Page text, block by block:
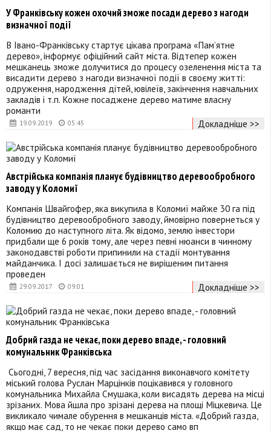
19.09.2019 05:45
У Франківську кожен охочий зможе посади дерево з нагоди
визначної події
В Івано-Франківську стартує цікава програма «Пам’ятне
дерево», інформує офіційний сайт міста. Відтепер кожен
мешканець зможе долучитися до процесу озеленення міста та
висадити дерево з нагоди визначної події в своєму житті:
одруження, народження дітей, ювілеїв, закінчення навчальних
закладів і т.п. Кожне посаджене дерево матиме власну
романти
Докладніше >>
29.09.2017 09:01
Австрійська компанія планує будівництво деревообробного
заводу у Коломиї
Компанія Швайгофер, яка викупила в Коломиї майже 30 га під
будівництво деревообробного заводу, ймовірно повернеться у
Коломию до наступного літа. Як відомо, землю інвестори
придбали ще 6 років тому, але через певні нюанси в чинному
законодавстві роботи припинили на стадії монтування
майданчика. І досі залишається не вирішеним питання
проведен
Докладніше >>
Добрий газда не чекає, поки дерево впаде, - головний
комунальник Франківська
Сьогодні, 7 вересня, під час засідання виконавчого комітету
міський голова Руслан Марцінків поцікавився у головного
комунальника Михайла Смушака, коли висадять дерева на місці
зрізаних. Мова йшла про зрізані дерева на площі Міцкевича. Це
викликало чимале обурення в мешканців міста. «Добрий газда,
якщо має сад, то не чекає поки дерево само вп